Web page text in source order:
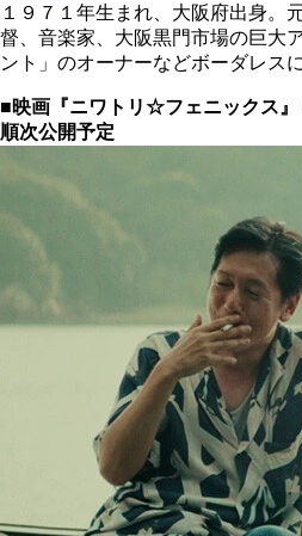
１９７１年生まれ、大阪府出身。
督、音楽家、大阪黒門市場の巨大
ント」のオーナーなどボーダレス
■映画『ニワトリ☆フェニックス』
順次公開予定